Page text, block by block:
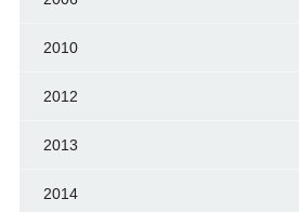
2010
2012
2013
2014